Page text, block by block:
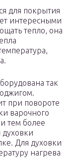
для покрытия
интересными
тепло, она
так
при повороте
варочного
тем более
Для духовки
нагрева